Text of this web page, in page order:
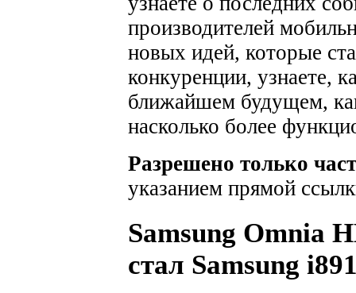
производителей
новых идей, которые
конкуренции, узнаете,
ближайшем будущем,
насколько более
Разрешено только
указанием прямой
Samsung Omnia
стал Samsung